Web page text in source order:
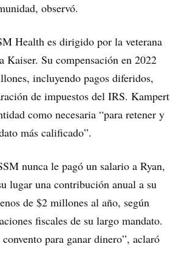
observó.
Health es dirigido por la veterana
Kaiser. Su compensación en 2022
incluyendo pagos diferidos,
de impuestos del IRS. Kampert
como necesaria “para retener y
más calificado”.
nunca le pagó un salario a Ryan,
lugar una contribución anual a su
de $2 millones al año, según
fiscales de su largo mandato.
para ganar dinero”, aclaró